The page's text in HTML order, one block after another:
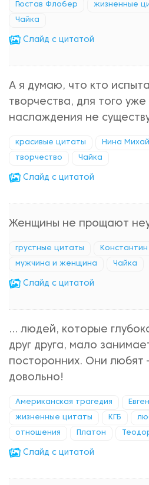
Гюстав Флобер жизненные
Чайка
Cлайд с цитатой
А я думаю, что кто
творчества, для того уже
наслаждения не
красивые цитаты Нина
творчество Чайка
Cлайд с цитатой
Женщины не прощают
грустные цитаты
мужчина и женщина Чайка
Cлайд с цитатой
... людей, которые
друг друга, мало
посторонних. Они любят
довольно!
Американская трагедия
жизненные цитаты КГБ
отношения Платон
Cлайд с цитатой